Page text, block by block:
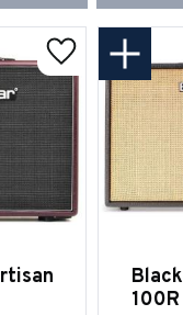
Lägg till i